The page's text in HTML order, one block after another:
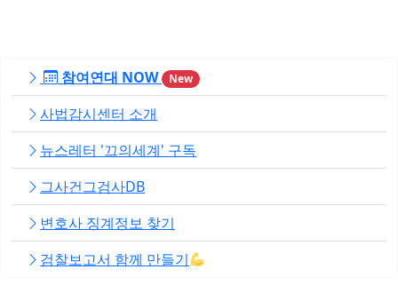
참여연대 NOW New
사법감시센터 소개
뉴스레터 '끄의세계' 구독
그사건그검사DB
변호사 징계정보 찾기
검찰보고서 함께 만들기